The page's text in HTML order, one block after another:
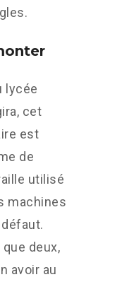
lycée
cet
est
de
utilisé
machines
que deux,
avoir au